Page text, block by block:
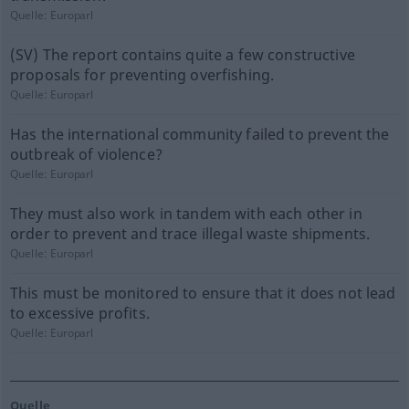
Quelle: Europarl
(SV) The report contains quite a few constructive
proposals for preventing overfishing.
Quelle: Europarl
Has the international community failed to prevent the
outbreak of violence?
Quelle: Europarl
They must also work in tandem with each other in
order to prevent and trace illegal waste shipments.
Quelle: Europarl
This must be monitored to ensure that it does not lead
to excessive profits.
Quelle: Europarl
Quelle